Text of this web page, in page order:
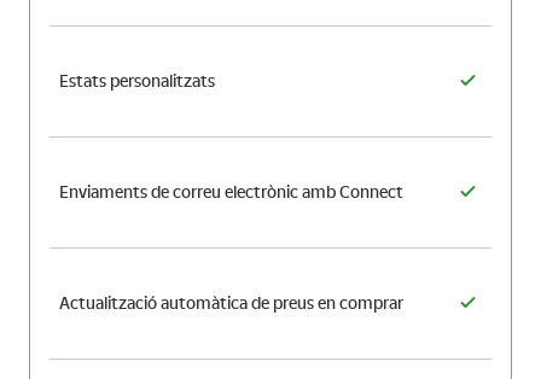
Estats personalitzats
Enviaments de correu electrònic amb Connect
Actualització automàtica de preus en comprar